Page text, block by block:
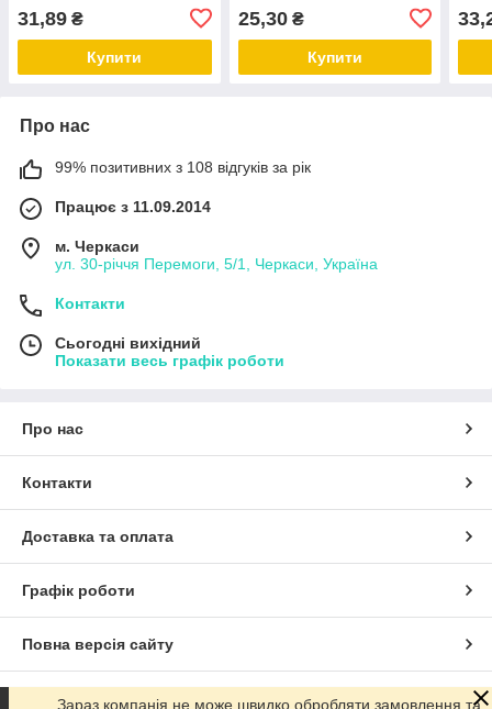
31,89 ₴
Купити
25,30₴
Купити
Про нас
99% позитивних з 108 відгуків за рік
Працює з 11.09.2014
м. Черкаси
ул. 30-рiччя Перемоги, 5/1, Черкаси, Україна
Контакти
Сьогодні вихідний
Показати весь графік роботи
Про нас
Контакти
Доставка та оплата
Графік роботи
Повна версія сайту
Сайт створено на маркетплейсі Prom.ua
Зараз компанія не може швидко обробляти замовлення та